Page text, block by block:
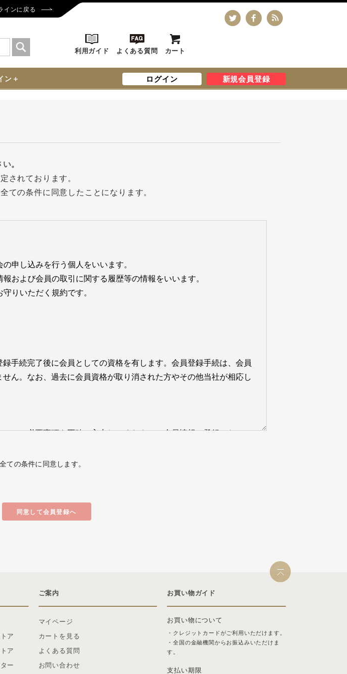
インに戻る
利用ガイド よくある質問 カート
ン＋ ログイン 新規会員登録
。
されております。
ての条件に同意したことになります。
ての条件に同意します。
同意して会員登録へ
ア
ア
ー
ご案内
マイページ
カートを見る
よくある質問
お問い合わせ
お買い物ガイド
お買い物について
・クレジットカードがご利用いただけます。
・全国の金融機関からお振込みいただけま
す。
支払い期限